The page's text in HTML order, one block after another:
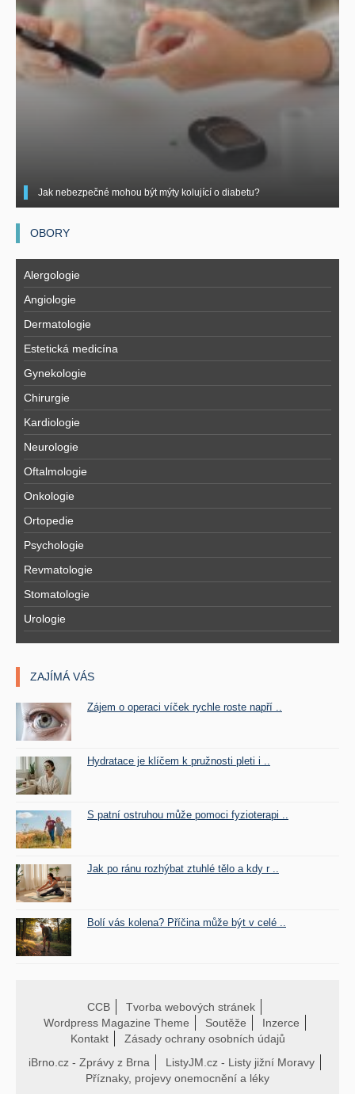
Jak nebezpečné mohou být mýty kolující o diabetu?
OBORY
Alergologie
Angiologie
Dermatologie
Estetická medicína
Gynekologie
Chirurgie
Kardiologie
Neurologie
Oftalmologie
Onkologie
Ortopedie
Psychologie
Revmatologie
Stomatologie
Urologie
ZAJÍMÁ VÁS
Zájem o operaci víček rychle roste napří ..
Hydratace je klíčem k pružnosti pleti i ..
S patní ostruhou může pomoci fyzioterapi ..
Jak po ránu rozhýbat ztuhlé tělo a kdy r ..
Bolí vás kolena? Příčina může být v celé ..
CCB
Tvorba webových stránek
Wordpress Magazine Theme
Soutěže
Inzerce
Kontakt
Zásady ochrany osobních údajů
iBrno.cz - Zprávy z Brna
ListyJM.cz - Listy jižní Moravy
Příznaky, projevy onemocnění a léky